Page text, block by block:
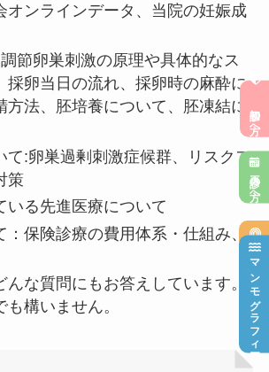
オンラインデータ、当院の妊娠成
節卵巣刺激の原理や具体的なス
採卵当日の流れ、採卵時の麻酔に
方法、胚培養について、胚凍結に
て:卵巣過剰刺激症候群、リスクフ
策
いる先進医療について
：保険診療の費用体系・仕組み、
んな質問にもお答えしています。
構いません。
初診の方へ
再診の方へ
マンモグラフィー